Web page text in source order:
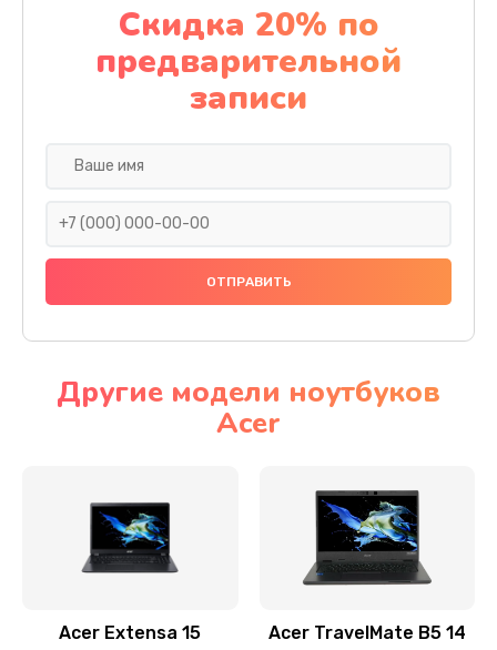
Чистка от пыли
1060 руб.
Заказать
Ремонт подсветки
Настройка BIOS
Замена видеочипа
Заказать
Скидка 20% по
предварительной
записи
Другие модели ноутбуков
Acer
Acer Extensa 15 Acer TravelMate B5 14